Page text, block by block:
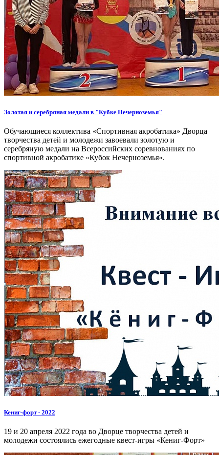
Золотая и серебряная медали в "Кубке Нечерноземья"
Обучающиеся коллектива «Спортивная акробатика» Дворца
творчества детей и молодежи завоевали золотую и
серебряную медали на Всероссийских соревнованиях по
спортивной акробатике «Кубок Нечерноземья».
Кениг-форт - 2022
19 и 20 апреля 2022 года во Дворце творчества детей и
молодежи состоялись ежегодные квест-игры «Кениг-Форт»